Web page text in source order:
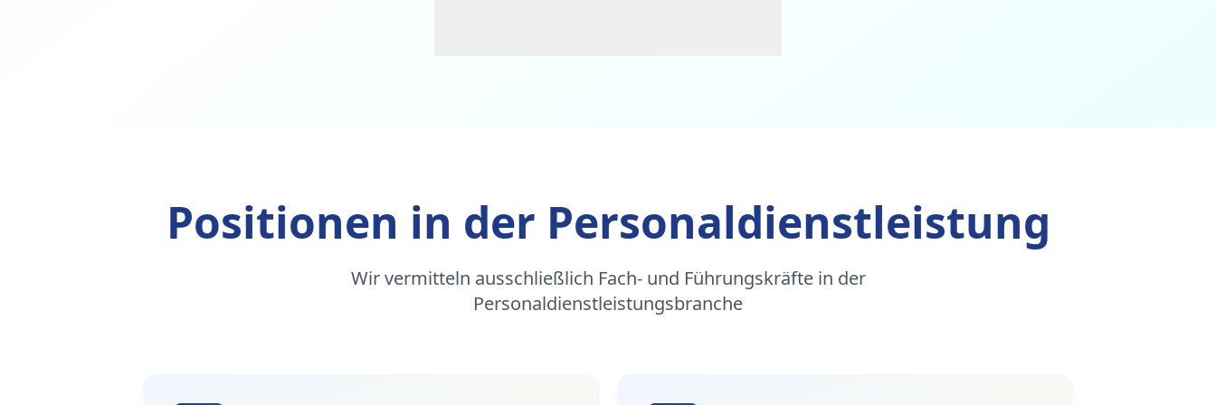
Positionen in der Personaldienstleistung
Wir vermitteln ausschließlich Fach- und Führungskräfte in der
Personaldienstleistungsbranche